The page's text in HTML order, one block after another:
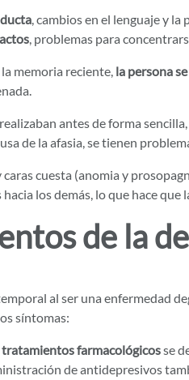
, cambios en el lenguaje y la
, problemas para
memoria reciente, la persona
antes de forma
de la afasia, se tienen
cuesta (anomia y
los demás, lo que hace
de la
al ser una enfermedad
síntomas:
tratamientos farmacológicosse
de antidepresivos